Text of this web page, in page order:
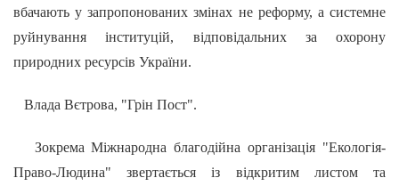
вбачають у запропонованих змінах не реформу, а системне
руйнування інституцій, відповідальних за охорону
природних ресурсів України.
Влада Вєтрова, "Грін Пост".
Зокрема Міжнародна благодійна організація "Екологія-
Право-Людина" звертається із відкритим листом та